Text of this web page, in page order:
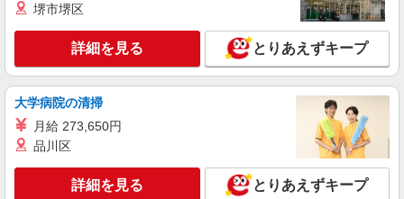
堺市堺区
詳細を見る とりあえずキープ
大学病院の清掃
月給 273,650円
品川区
詳細を見る とりあえずキープ